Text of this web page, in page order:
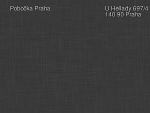
Pobočka Praha
U Hellady 697/4
140 90 Praha